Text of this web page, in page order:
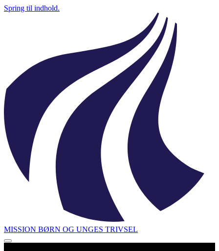
Spring til indhold.
MISSION BØRN OG UNGES TRIVSEL